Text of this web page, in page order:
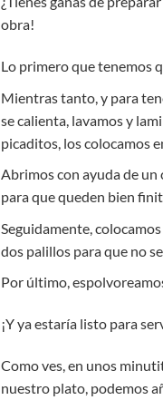
obra!
Lo primero que tenemos
Mientras tanto, y para
se calienta, lavamos y
picaditos, los colocamos
Abrimos con ayuda de
para que queden bien
Seguidamente,
dos palillos para que no
Por último,
¡Y ya estaría listo para
Como ves, en unos
nuestro plato, podemos